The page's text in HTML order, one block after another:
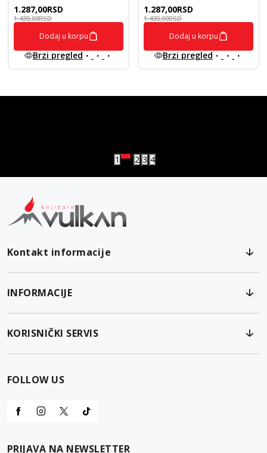
1.287,00RSD
1.430,00RSD
Dodaj u korpu
Brzi pregled
1.287,00RSD
1.430,00RSD
Dodaj u korpu
Brzi pregled
1 2 3 4
Kontakt informacije
INFORMACIJE
KORISNIČKI SERVIS
FOLLOW US
PRIJAVA NA NEWSLETTER